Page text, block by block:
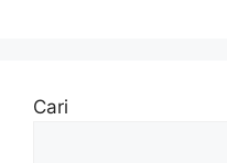
Cari